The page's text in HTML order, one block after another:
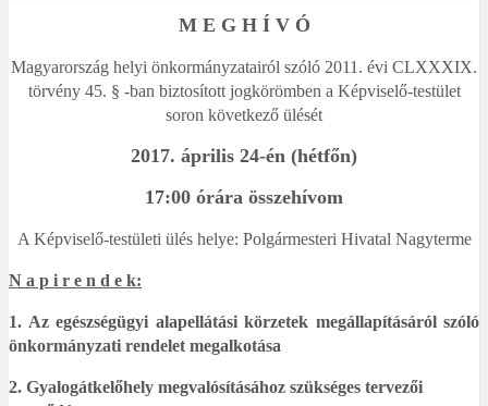
M E G H Í V Ó
Magyarország helyi önkormányzatairól szóló 2011. évi CLXXXIX.
törvény 45. § -ban biztosított jogkörömben a Képviselő-testület
soron következő ülését
2017. április 24-én (hétfőn)
17:00 órára összehívom
A Képviselő-testületi ülés helye: Polgármesteri Hivatal Nagyterme
N a p i r e n d e k:
1. Az egészségügyi alapellátási körzetek megállapításáról szóló
önkormányzati rendelet megalkotása
2. Gyalogátkelőhely megvalósításához szükséges tervezői